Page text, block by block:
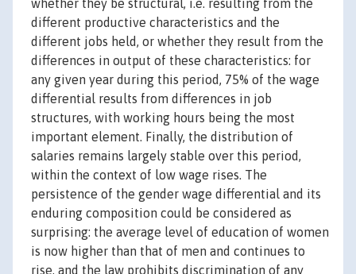
whether they be structural, i.e. resulting from the
different productive characteristics and the
different jobs held, or whether they result from the
differences in output of these characteristics: for
any given year during this period, 75% of the wage
differential results from differences in job
structures, with working hours being the most
important element. Finally, the distribution of
salaries remains largely stable over this period,
within the context of low wage rises. The
persistence of the gender wage differential and its
enduring composition could be considered as
surprising: the average level of education of women
is now higher than that of men and continues to
rise, and the law prohibits discrimination of any